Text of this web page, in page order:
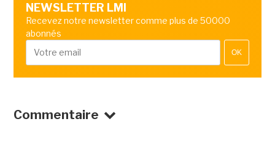
NEWSLETTER LMI
Recevez notre newsletter comme plus de 50000
abonnés
OK
Commentaire